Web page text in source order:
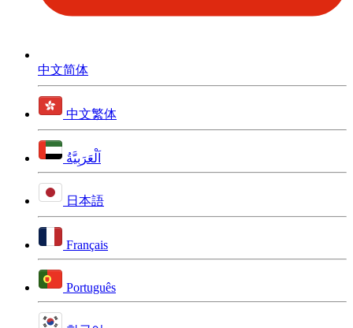
中文简体
中文繁体
اَلْعَرَبِيَّةُ
日本語
Français
Português